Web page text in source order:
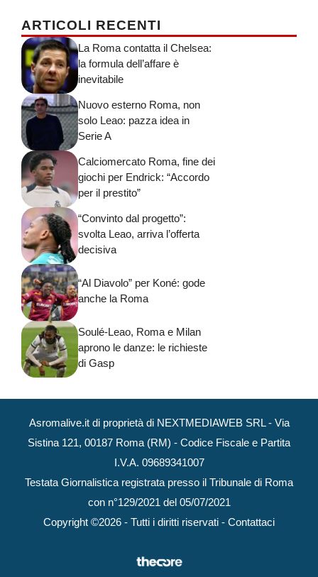
ARTICOLI RECENTI
La Roma contatta il Chelsea:
la formula dell’affare è
inevitabile
Nuovo esterno Roma, non
solo Leao: pazza idea in
Serie A
Calciomercato Roma, fine dei
giochi per Endrick: “Accordo
per il prestito”
“Convinto dal progetto”:
svolta Leao, arriva l’offerta
decisiva
“Al Diavolo” per Koné: gode
anche la Roma
Soulé-Leao, Roma e Milan
aprono le danze: le richieste
di Gasp
Asromalive.it di proprietà di NEXTMEDIAWEB SRL - Via
Sistina 121, 00187 Roma (RM) - Codice Fiscale e Partita
I.V.A. 09689341007
Testata Giornalistica registrata presso il Tribunale di Roma
con n°129/2021 del 05/07/2021
Copyright ©2026 - Tutti i diritti riservati - Contattaci